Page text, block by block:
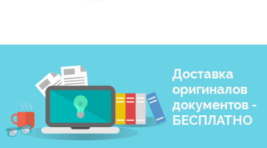
Доставка
оригиналов
документов -
БЕСПЛАТНО